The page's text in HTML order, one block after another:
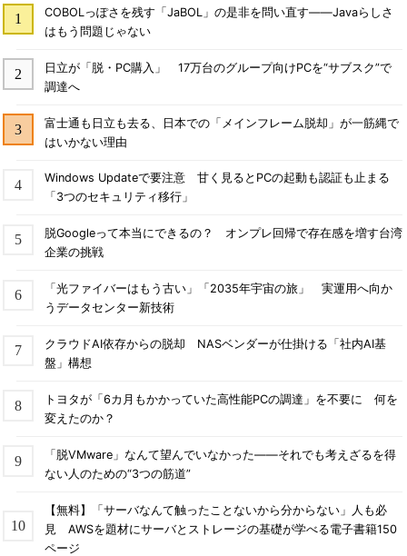
COBOLっぽさを残す「JaBOL」の是非を問い直す――Javaらしさ
はもう問題じゃない
日立が「脱・PC購入」 17万台のグループ向けPCを“サブスク”で
調達へ
富士通も日立も去る、日本での「メインフレーム脱却」が一筋縄で
はいかない理由
Windows Updateで要注意 甘く見るとPCの起動も認証も止まる
「3つのセキュリティ移行」
脱Googleって本当にできるの？ オンプレ回帰で存在感を増す台湾
企業の挑戦
「光ファイバーはもう古い」「2035年宇宙の旅」 実運用へ向か
うデータセンター新技術
クラウドAI依存からの脱却 NASベンダーが仕掛ける「社内AI基
盤」構想
トヨタが「6カ月もかかっていた高性能PCの調達」を不要に 何を
変えたのか？
「脱VMware」なんて望んでいなかった――それでも考えざるを得
ない人のための“3つの筋道”
【無料】「サーバなんて触ったことないから分からない」人も必
見 AWSを題材にサーバとストレージの基礎が学べる電子書籍150
ページ